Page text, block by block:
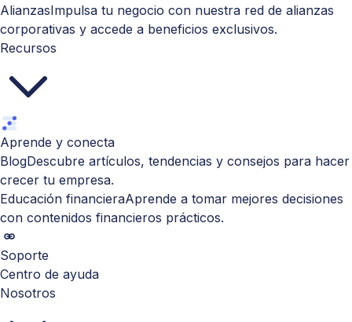
AlianzasImpulsa tu negocio con nuestra red de alianzas
corporativas y accede a beneficios exclusivos.
Recursos
Aprende y conecta
BlogDescubre artículos, tendencias y consejos para hacer
crecer tu empresa.
Educación financieraAprende a tomar mejores decisiones
con contenidos financieros prácticos.
Soporte
Centro de ayuda
Nosotros